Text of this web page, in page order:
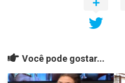
Você pode gostar...